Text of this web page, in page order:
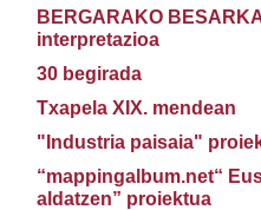
BERGARAKO
interpretazioa
30 begirada
Txapela XIX. mendean
"Industria paisaia"
“mappingalbum.net“
aldatzen” proiektua